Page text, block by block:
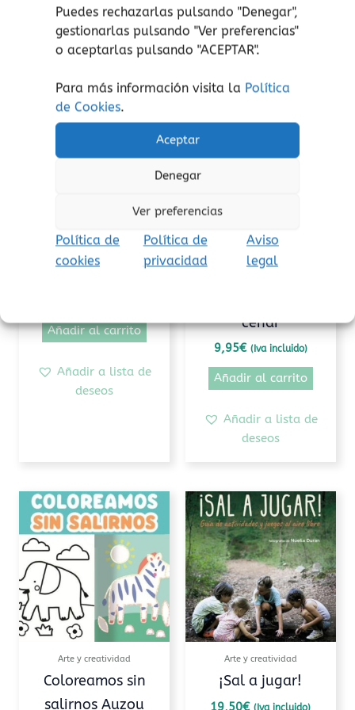
Puedes rechazarlas pulsando "Denegar",
gestionarlas pulsando "Ver preferencias"
o aceptarlas pulsando "ACEPTAR".
Para más información visita la Política
de Cookies.
Aceptar
Denegar
Ver preferencias
Política de
cookies
Política de
privacidad
Aviso
legal
Productos relacionados
Los unicornios del
Añadir al carrito
Añadir a lista de
deseos
Cuaderno de
cenar
9,95€ (Iva incluido)
Añadir al carrito
Añadir a lista de
deseos
Arte y creatividad
Coloreamos sin
salirnos Auzou
Este
producto
tiene
múltiples
variantes.
Las
opciones
se
Arte y creatividad
¡Sal a jugar!
19,50€ (Iva incluido)